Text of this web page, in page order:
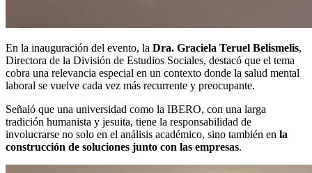
En la inauguración del evento, la Dra. Graciela Teruel Belismelis,
Directora de la División de Estudios Sociales, destacó que el tema
cobra una relevancia especial en un contexto donde la salud mental
laboral se vuelve cada vez más recurrente y preocupante.
Señaló que una universidad como la IBERO, con una larga
tradición humanista y jesuita, tiene la responsabilidad de
involucrarse no solo en el análisis académico, sino también en la
construcción de soluciones junto con las empresas.